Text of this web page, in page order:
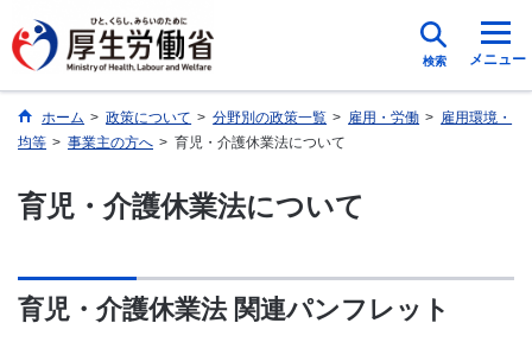
検索 メニュー
ホーム > 政策について > 分野別の政策一覧 > 雇用・労働 > 雇用環境・
均等 > 事業主の方へ > 育児・介護休業法について
育児・介護休業法について
育児・介護休業法 関連パンフレット